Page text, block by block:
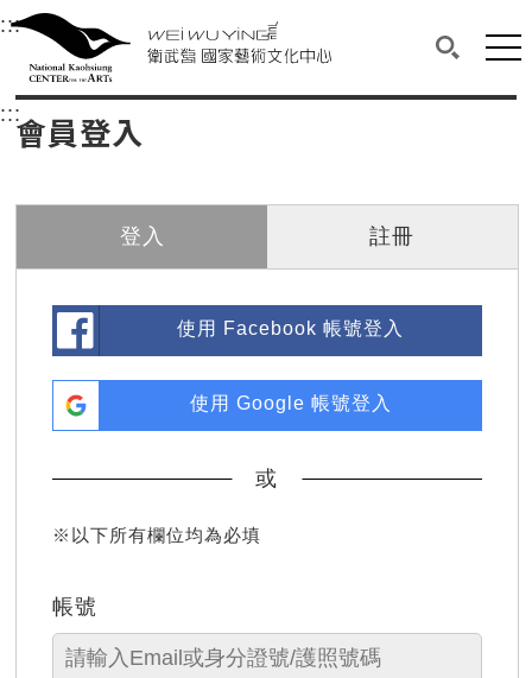
衛武營國家藝術文化中心
中央內容區塊，為本頁主要內容區。
:::選單連結區塊，此區塊列有本網站主要連結。
衛武營國家藝術文化中心
搜尋(開
網
::: 中央內容區塊，為本頁主要內容區。
會員登入
登入 註冊
使用 Facebook 帳號登入
使用 Google 帳號登入
或
※以下所有欄位均為必填
帳號